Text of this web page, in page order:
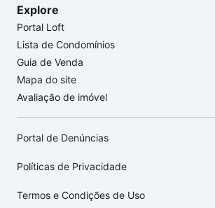
Explore
Portal Loft
Lista de Condomínios
Guia de Venda
Mapa do site
Avaliação de imóvel
Portal de Denúncias
Políticas de Privacidade
Termos e Condições de Uso